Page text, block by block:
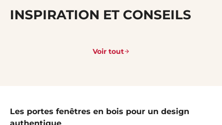
INSPIRATION ET CONSEILS
Voir tout
Les portes fenêtres en bois pour un design
authentique